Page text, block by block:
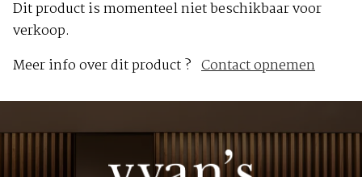
Dit product is momenteel niet beschikbaar voor
verkoop.
Meer info over dit product ? Contact opnemen